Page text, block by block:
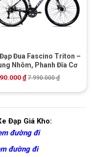
Đua Fascino Triton –
Nhôm, Phanh Đĩa Cơ
₫ 7.990.000₫
Đạp Giá Kho:
đường đi
đường đi